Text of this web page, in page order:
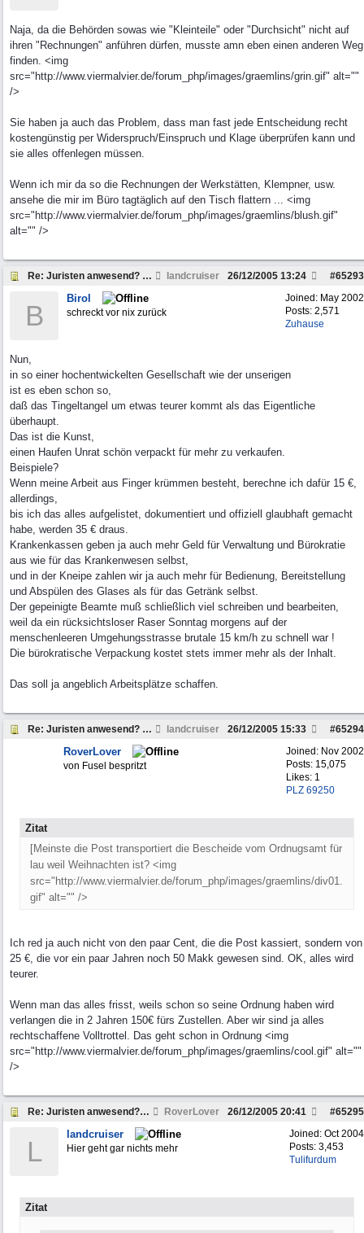
Naja, da die Behörden sowas wie "Kleinteile" oder "Durchsicht" nicht auf
ihren "Rechnungen" anführen dürfen, musste amn eben einen anderen Weg
finden. <img
src="http://www.viermalvier.de/forum_php/images/graemlins/grin.gif" alt=""
/>
Sie haben ja auch das Problem, dass man fast jede Entscheidung recht
kostengünstig per Widerspruch/Einspruch und Klage überprüfen kann und
sie alles offenlegen müssen.
Wenn ich mir da so die Rechnungen der Werkstätten, Klempner, usw.
ansehe die mir im Büro tagtäglich auf den Tisch flattern ... <img
src="http://www.viermalvier.de/forum_php/images/graemlins/blush.gif"
alt="" />
Re: Juristen anwesend? Frage zu Strafzettel landcruiser #65293
26/12/2005 13:24
Joined: May 2002
Posts: 2,571
Zuhause
B
Birol
schreckt vor nix zurück
Nun,
in so einer hochentwickelten Gesellschaft wie der unserigen
ist es eben schon so,
daß das Tingeltangel um etwas teurer kommt als das Eigentliche
überhaupt.
Das ist die Kunst,
einen Haufen Unrat schön verpackt für mehr zu verkaufen.
Beispiele?
Wenn meine Arbeit aus Finger krümmen besteht, berechne ich dafür 15 €,
allerdings,
bis ich das alles aufgelistet, dokumentiert und offiziell glaubhaft gemacht
habe, werden 35 € draus.
Krankenkassen geben ja auch mehr Geld für Verwaltung und Bürokratie
aus wie für das Krankenwesen selbst,
und in der Kneipe zahlen wir ja auch mehr für Bedienung, Bereitstellung
und Abspülen des Glases als für das Getränk selbst.
Der gepeinigte Beamte muß schließlich viel schreiben und bearbeiten,
weil da ein rücksichtsloser Raser Sonntag morgens auf der
menschenleeren Umgehungsstrasse brutale 15 km/h zu schnell war !
Die bürokratische Verpackung kostet stets immer mehr als der Inhalt.
Das soll ja angeblich Arbeitsplätze schaffen.
Re: Juristen anwesend? Frage zu Strafzettel landcruiser #65294
26/12/2005 15:33
Joined: Nov 2002
Posts: 15,075
Likes: 1
PLZ 69250
RoverLover
von Fusel bespritzt
Zitat
[Meinste die Post transportiert die Bescheide vom Ordnugsamt für
lau weil Weihnachten ist? <img
src="http://www.viermalvier.de/forum_php/images/graemlins/div01.
gif" alt="" />
Ich red ja auch nicht von den paar Cent, die die Post kassiert, sondern von
25 €, die vor ein paar Jahren noch 50 Makk gewesen sind. OK, alles wird
teurer.
Wenn man das alles frisst, weils schon so seine Ordnung haben wird
verlangen die in 2 Jahren 150€ fürs Zustellen. Aber wir sind ja alles
rechtschaffene Volltrottel. Das geht schon in Ordnung <img
src="http://www.viermalvier.de/forum_php/images/graemlins/cool.gif" alt=""
/>
Re: Juristen anwesend? Frage zu Strafzettel RoverLover #65295
26/12/2005 20:41
Joined: Oct 2004
Posts: 3,453
Tulifurdum
L
landcruiser
Hier geht gar nichts mehr
Zitat